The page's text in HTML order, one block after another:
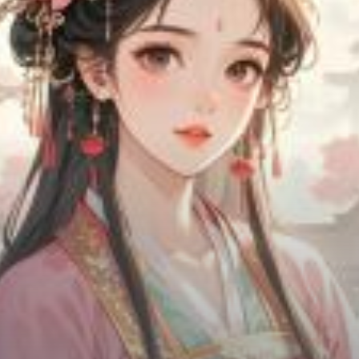
Chữa Lành
Sủng
Trả Thù
Gia Đình
Hài Hước
Trọng Sinh
Hào Môn Thế Gia
Sảng Văn
Ngược
Xuyên Không